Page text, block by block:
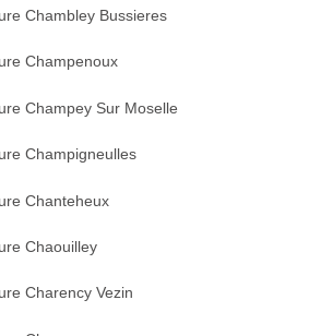
Chambley Bussieres
Champenoux
Champey Sur Moselle
Champigneulles
Chanteheux
Chaouilley
Charency Vezin